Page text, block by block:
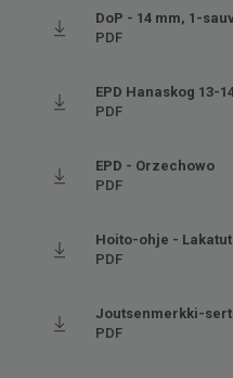
DoP - 14 mm, 1-
PDF
EPD Hanaskog 13-
PDF
EPD - Orzechowo
PDF
Hoito-ohje -
PDF
Joutsenmerkki-
PDF